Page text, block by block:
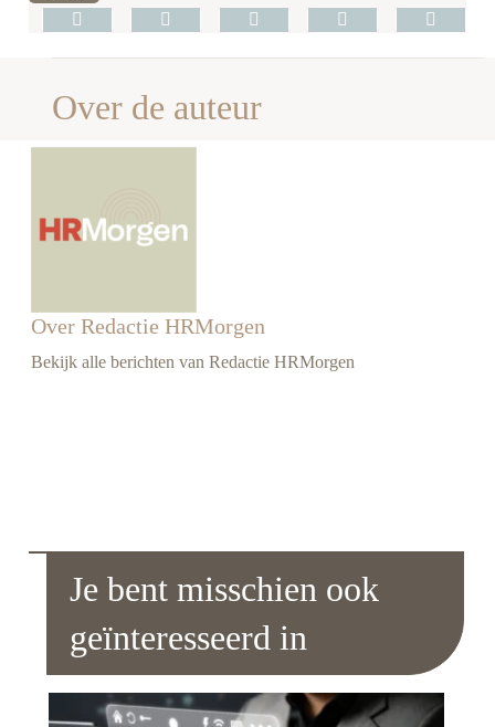
Over de auteur
Over Redactie HRMorgen
Bekijk alle berichten van Redactie HRMorgen
Je bent misschien ook
geïnteresseerd in